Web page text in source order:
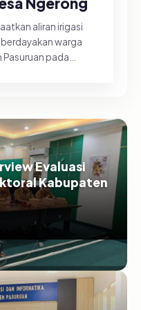
aliran irigasi
warga
pada
Evaluasi
Kabupaten